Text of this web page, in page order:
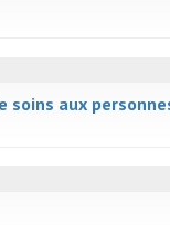
soins aux